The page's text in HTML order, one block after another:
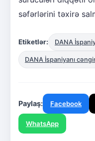
səfərlərini təxirə
Etiketlər: DANA
DANA İspaniyanı
Paylaş: Facebook
WhatsApp